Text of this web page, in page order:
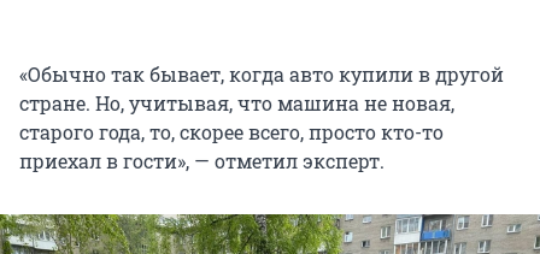
«Обычно так бывает, когда авто купили в другой
стране. Но, учитывая, что машина не новая,
старого года, то, скорее всего, просто кто-то
приехал в гости», — отметил эксперт.